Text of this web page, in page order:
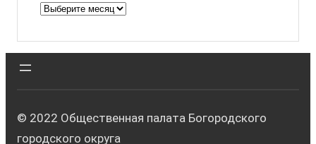
© 2022 Общественная палата Богородского
городского округа